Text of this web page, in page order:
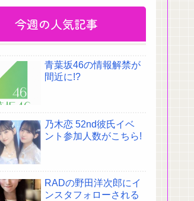
今週の人気記事
青葉坂46の情報解禁が
間近に!?
乃木恋 52nd彼氏イベ
ント参加人数がこちら!
RADの野田洋次郎にイ
ンスタフォローされる